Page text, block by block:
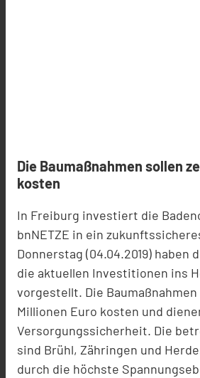
Die Baumaßnahmen sollen
kosten
In Freiburg investiert die
bnNETZE in ein
Donnerstag (04.04.2019) haben
die aktuellen Investitionen ins
vorgestellt. Die
Millionen Euro kosten und
Versorgungssicherheit. Die
sind Brühl, Zähringen und
durch die höchste